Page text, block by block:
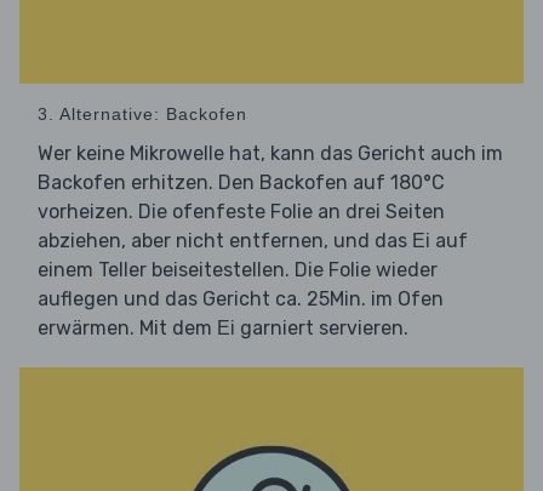
3. Alternative: Backofen
Wer keine Mikrowelle hat, kann das Gericht auch im
Backofen erhitzen. Den Backofen auf 180°C
vorheizen. Die ofenfeste Folie an drei Seiten
abziehen, aber nicht entfernen, und das Ei auf
einem Teller beiseitestellen. Die Folie wieder
auflegen und das Gericht ca. 25Min. im Ofen
erwärmen. Mit dem Ei garniert servieren.